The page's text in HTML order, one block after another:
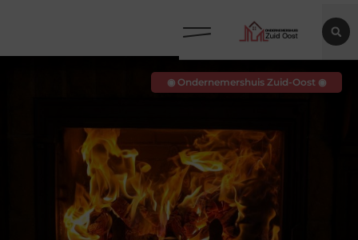
◉ Ondernemershuis Zuid-Oost ◉